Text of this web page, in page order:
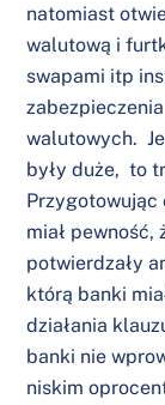
natomiast
walutową i
swapami itp
walutowych.
były duże, to
Przygotowując
miał pewność,
potwierdzały
którą banki
działania
banki nie
niskim